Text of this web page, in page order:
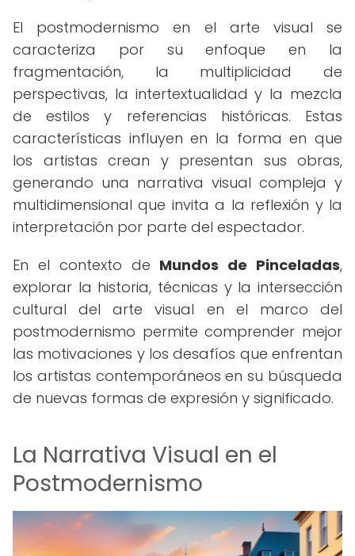
El postmodernismo en el arte visual se
caracteriza por su enfoque en la
fragmentación, la multiplicidad de
perspectivas, la intertextualidad y la mezcla
de estilos y referencias históricas. Estas
características influyen en la forma en que
los artistas crean y presentan sus obras,
generando una narrativa visual compleja y
multidimensional que invita a la reflexión y la
interpretación por parte del espectador.
En el contexto de Mundos de Pinceladas,
explorar la historia, técnicas y la intersección
cultural del arte visual en el marco del
postmodernismo permite comprender mejor
las motivaciones y los desafíos que enfrentan
los artistas contemporáneos en su búsqueda
de nuevas formas de expresión y significado.
La Narrativa Visual en el
Postmodernismo